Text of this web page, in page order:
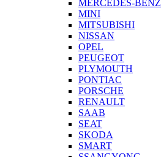
MERCEDES-BENZ
MINI
MITSUBISHI
NISSAN
OPEL
PEUGEOT
PLYMOUTH
PONTIAC
PORSCHE
RENAULT
SAAB
SEAT
SKODA
SMART